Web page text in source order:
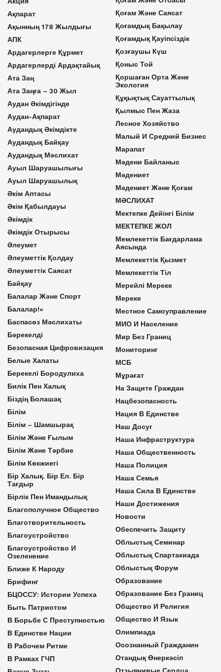
Ақпарат
Ақынның 178 Жылдығы
АПК
Ардагерлерге Құрмет
Ардагерлерді Ардақтайық
Ата Заң
Ата Заңға – 30 Жыл
Аудан Әкімдігінде
Аудан-Ақпарат
Аудандық Әкімдікте
Аудандық Байқау
Аудандық Мәслихат
Ауыл Шаруашылығы
Ауыл Шаруашылық
Әкім Аптасы
Әкім Қабылдауы
Әкімдік
Әкімдік Отырысы
Әлеумет
Әлеуметтік Қолдау
Әлеуметтік Саясат
Байқау
Балалар Және Спорт
Балалар!»
Баспасөз Мәслихаты
Бәрекелді
Безопасная Цифровизация
Белые Халаты
Берекелі Бородулиха
Билік Пен Халық
Біздің Болашақ
Білім
Білім – Шамшырақ
Білім Және Ғылым
Білім Және Тәрбие
Білім Көкжиегі
Бір Халық. Бір Ел. Бір
Тағдыр
Бірлік Пен Имандылық
Благополучное Общество
Благотворительность
Благоустройство
Благоустройство И
Озеленение
Ближе К Народу
Брифинг
БЦОССУ: Истории Успеха
Быть Патриотом
В Борьбе С Преступностью
В Единстве Нации
В Рабочем Ритме
В Рамках ГЧП
Қоғам Және Саясат
Қоғамдық Бақылау
Қоғамдық Қауіпсіздік
Қозғаушы Күш
Қоныс Той
Қоршаған Орта Және
Экология
Құқықтық Сауаттылық
Қылмыс Пен Жаза
Лесное Хозяйство
Малый И Средний Бизнес
Марапат
Мәдени Байланыс
Мәдениет
Мәдениет Және Қоғам
МӘСЛИХАТ
Мектепке Дейінгі Білім
МЕКТЕПКЕ ЖОЛ
Мемлекеттік Бағдарлама
Аясында
Мемлекеттік Қызмет
Мемлекеттік Тіл
Мерейлі Мереке
Мереке
Местное Самоуправление
МИО И Население
Мир Без Границ
Мониторинг
МСБ
Мұрағат
На Защите Граждан
Нацбезопасность
Нация В Единстве
Наш Досуг
Наша Инфраструктура
Наша Общественность
Наша Полиция
Наша Семья
Наша Сила В Единстве
Наши Достижения
Новости
Обеспечить Защиту
Облыстық Семинар
Облыстық Спартакиада
Облыстық Форум
Образование
Образование Без Границ
Общество И Религия
Общество И Язык
Олимпиада
Осознанный Гражданин
Отандық Өнеркәсіп
Отзывчивые Сердца